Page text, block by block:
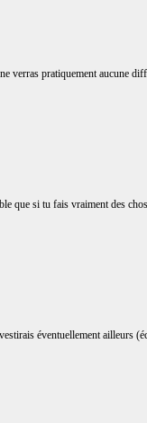
verras pratiquement aucune
que si tu fais vraiment des
éventuellement ailleurs